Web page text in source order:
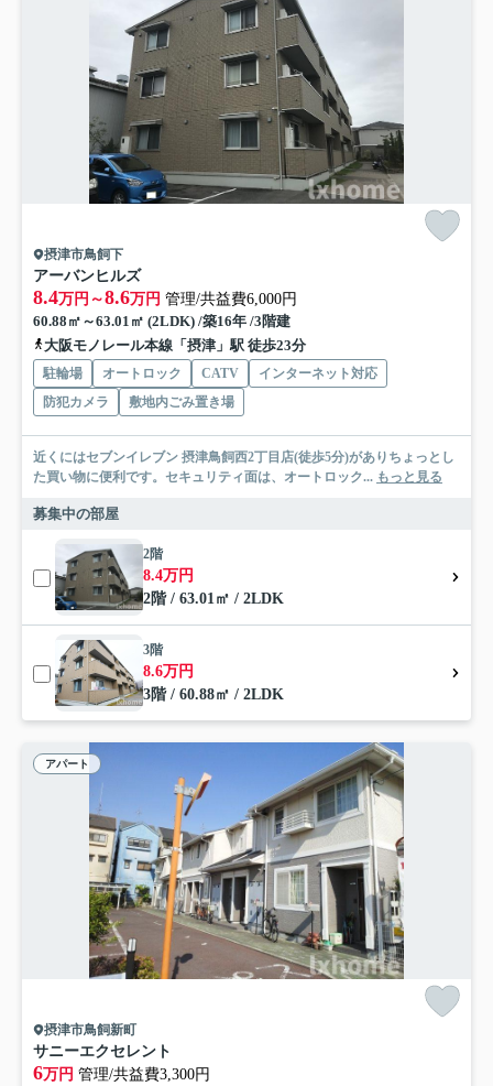
摂津市鳥飼下
アーバンヒルズ
8.4万円～8.6万円 管理/共益費6,000円
60.88㎡～63.01㎡ (2LDK) /築16年 /3階建
大阪モノレール本線「摂津」駅 徒歩23分
駐輪場 オートロック CATV
インターネット対応
防犯カメラ
敷地内ごみ置き場
近くにはセブンイレブン 摂津鳥飼西2丁目店(徒歩5分)がありちょっとし
た買い物に便利です。セキュリティ面は、オートロック... もっと見る
募集中の部屋
2階
8.4万円
2階 / 63.01㎡ / 2LDK
3階
8.6万円
3階 / 60.88㎡ / 2LDK
アパート
摂津市鳥飼新町
サニーエクセレント
6万円 管理/共益費3,300円